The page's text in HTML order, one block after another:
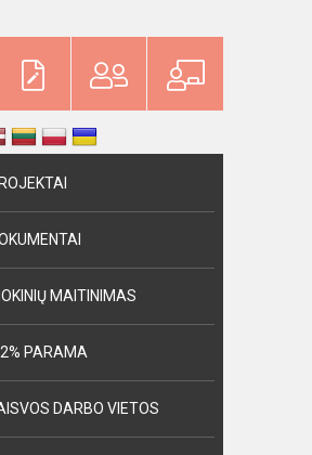
MAITINIMAS
PARAMA
DARBO VIETOS